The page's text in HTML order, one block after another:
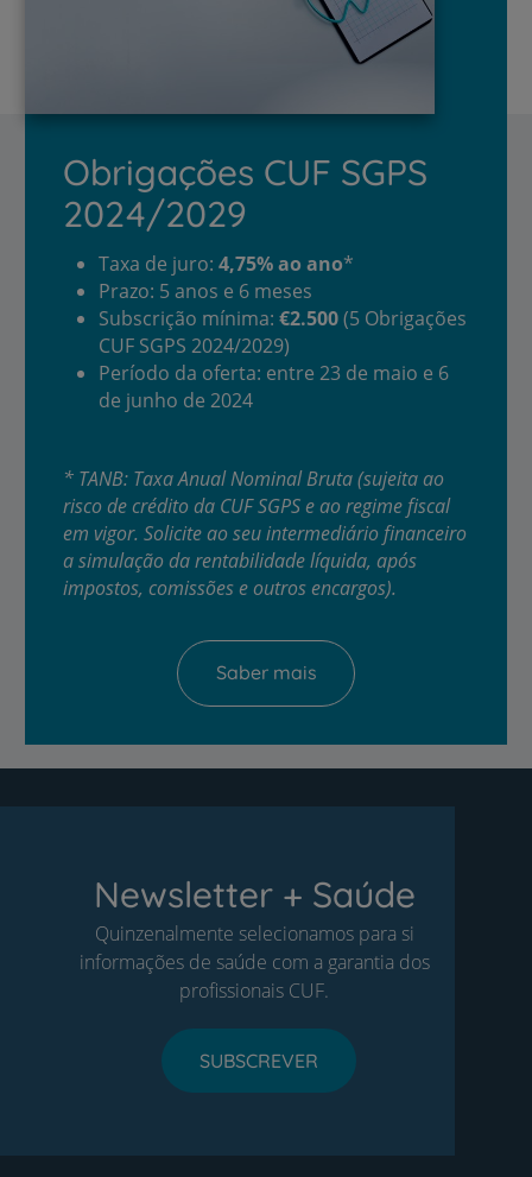
Obrigações CUF SGPS
2024/2029
Taxa de juro: 4,75% ao ano*
Prazo: 5 anos e 6 meses
Subscrição mínima: €2.500(5 Obrigações
CUF SGPS 2024/2029)
Período da oferta: entre 23 de maio e 6
de junho de 2024
* TANB: Taxa Anual Nominal Bruta (sujeita ao
risco de crédito da CUF SGPS e ao regime fiscal
em vigor. Solicite ao seu intermediário financeiro
a simulação da rentabilidade líquida, após
impostos, comissões e outros encargos).
Saber mais
Newsletter + Saúde
Quinzenalmente selecionamos para si
informações de saúde com a garantia dos
profissionais CUF.
SUBSCREVER